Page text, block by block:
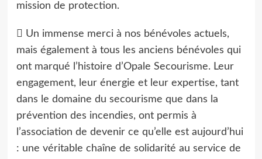
mission de protection.
 Un immense merci à nos bénévoles actuels,
mais également à tous les anciens bénévoles qui
ont marqué l’histoire d’Opale Secourisme. Leur
engagement, leur énergie et leur expertise, tant
dans le domaine du secourisme que dans la
prévention des incendies, ont permis à
l’association de devenir ce qu’elle est aujourd’hui
: une véritable chaîne de solidarité au service de